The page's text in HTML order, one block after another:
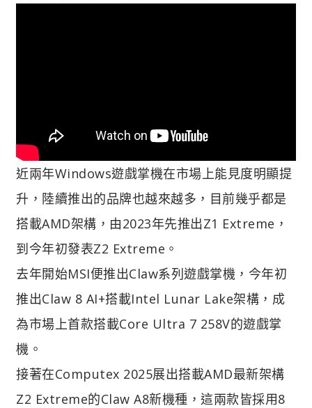
近兩年Windows遊戲掌機在市場上能見度明顯提
升，陸續推出的品牌也越來越多，目前幾乎都是
搭載AMD架構，由2023年先推出Z1 Extreme，
到今年初發表Z2 Extreme。
去年開始MSI便推出Claw系列遊戲掌機，今年初
推出Claw 8 AI+搭載Intel Lunar Lake架構，成
為市場上首款搭載Core Ultra 7 258V的遊戲掌
機。
接著在Computex 2025展出搭載AMD最新架構
Z2 Extreme的Claw A8新機種，這兩款皆採用8